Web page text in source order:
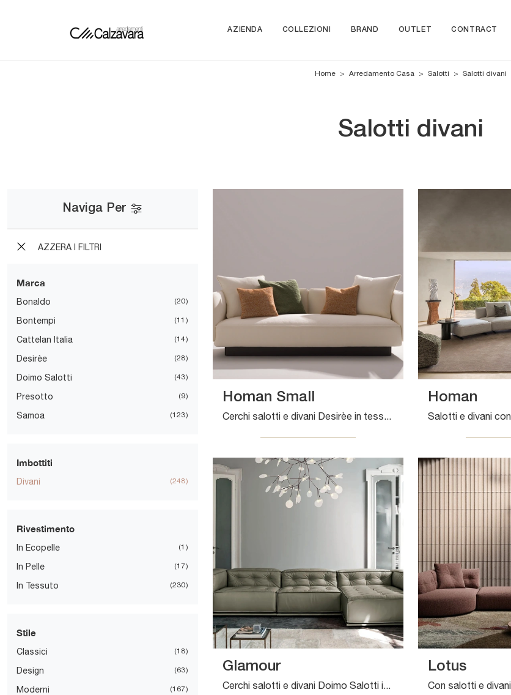
AZIENDA COLLEZIONI BRAND OUTLET CONTRACT
Home > Arredamento Casa > Salotti > Salotti divani
Salotti divani
Naviga Per
AZZERA I FILTRI
Marca
Bonaldo 20
Bontempi 11
Cattelan Italia 14
Desirèe 28
Doimo Salotti 43
Presotto 9
Samoa 123
Imbottiti
Divani 248
Rivestimento
In Ecopelle 1
In Pelle 17
In Tessuto 230
Stile
Classici 18
Design 63
Moderni 167
Homan Small
Cerchi salotti e divani Desirèe in tessuto? Clicca e ottieni informazioni sul modello Homan Small per spazi moderni.
Homan
Glamour
Cerchi salotti e divani Doimo Salotti in pelle? Clicca e ottieni informazioni sul modello Glamour per spazi design.
Lotus